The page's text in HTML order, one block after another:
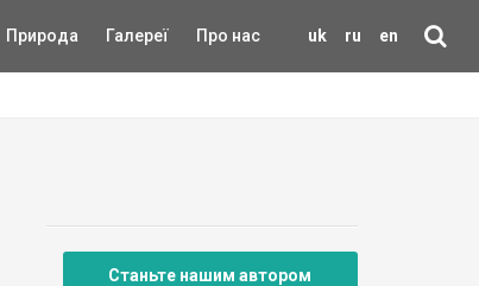
uk ru en
Природа Галереї Про нас
Станьте нашим автором